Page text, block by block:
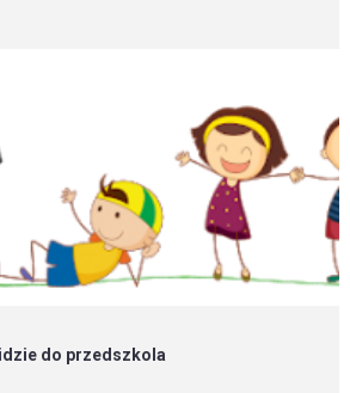
do przedszkola